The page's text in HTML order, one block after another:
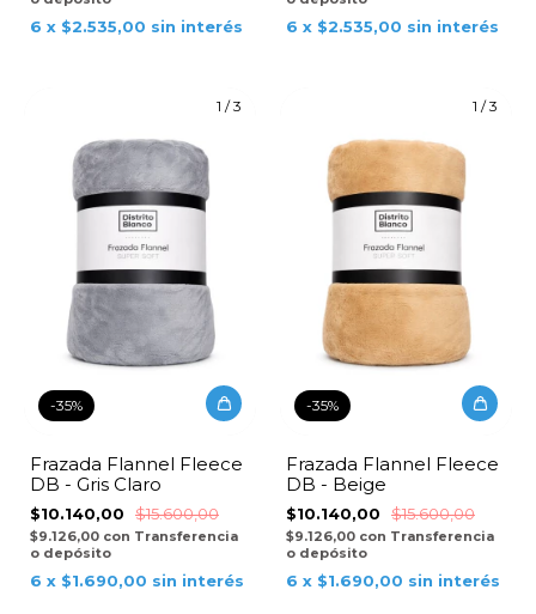
6 x $2.535,00 sin interés 6 x $2.535,00 sin interés
1 /3
-35%
Frazada Flannel Fleece
DB - Gris Claro
$10.140,00 $15.600,00
$9.126,00 con Transferencia
o depósito
6 x $1.690,00 sin interés
1 /3
-35%
Frazada Flannel Fleece
DB - Beige
$10.140,00 $15.600,00
$9.126,00 con Transferencia
o depósito
6 x $1.690,00 sin interés